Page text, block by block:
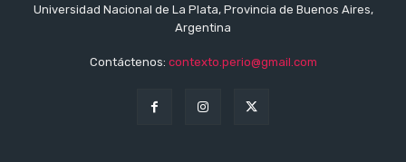
Universidad Nacional de La Plata, Provincia de Buenos Aires,
Argentina
Contáctenos: contexto.perio@gmail.com